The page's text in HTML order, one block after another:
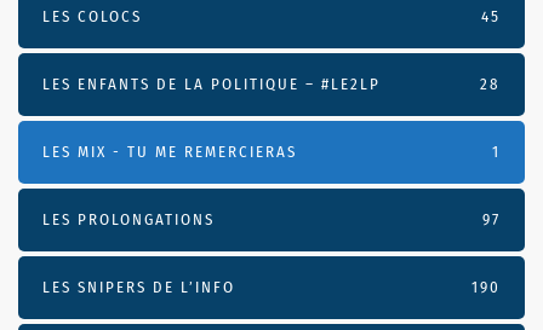
LES COLOCS 45
LES ENFANTS DE LA POLITIQUE – #LE2LP 28
LES MIX - TU ME REMERCIERAS 1
LES PROLONGATIONS 97
LES SNIPERS DE L’INFO 190